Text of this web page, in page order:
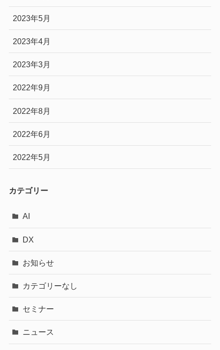
2023年5月
2023年4月
2023年3月
2022年9月
2022年8月
2022年6月
2022年5月
カテゴリー
AI
DX
お知らせ
カテゴリーなし
セミナー
ニュース